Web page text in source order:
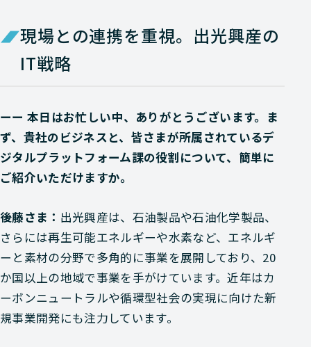
現場との連携を重視。出光興産の
IT戦略
ーー 本日はお忙しい中、ありがとうございます。ま
ず、貴社のビジネスと、皆さまが所属されているデ
ジタルプラットフォーム課の役割について、簡単に
ご紹介いただけますか。
後藤さま： 出光興産は、石油製品や石油化学製品、
さらには再生可能エネルギーや水素など、エネルギ
ーと素材の分野で多角的に事業を展開しており、20
か国以上の地域で事業を手がけています。近年はカ
ーボンニュートラルや循環型社会の実現に向けた新
規事業開発にも注力しています。